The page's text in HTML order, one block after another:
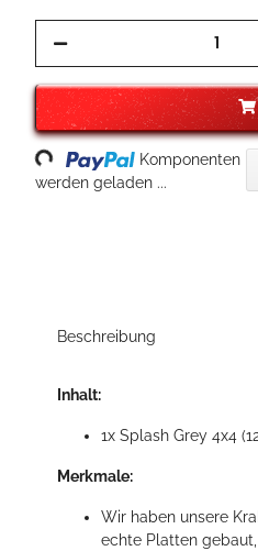
Komponenten
werden geladen ...
Beschreibung
Inhalt:
1x Splash Grey 4x4
Merkmale:
Wir haben unsere
echte Platten